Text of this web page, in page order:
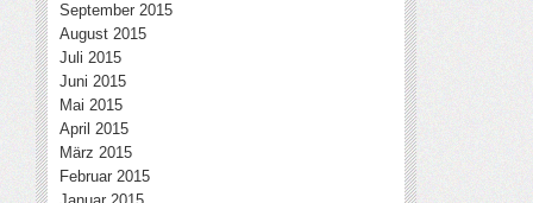
September 2015
August 2015
Juli 2015
Juni 2015
Mai 2015
April 2015
März 2015
Februar 2015